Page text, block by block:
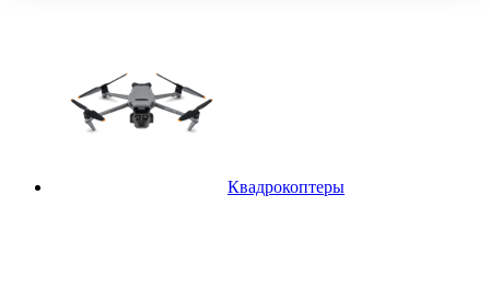
Квадрокоптеры